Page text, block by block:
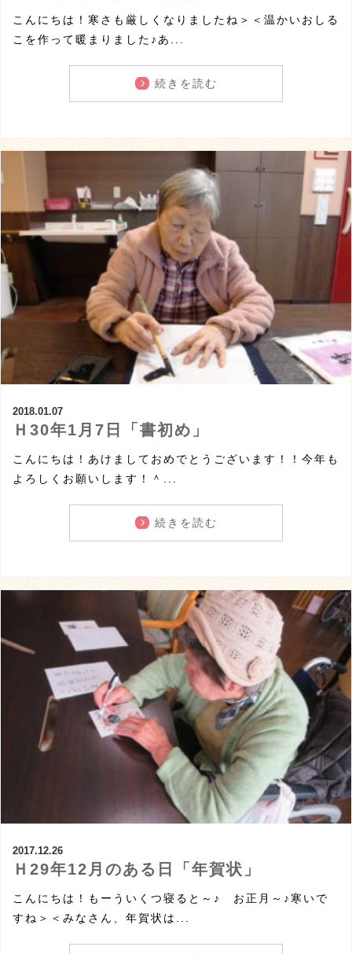
こんにちは！寒さも厳しくなりましたね＞＜温かいおしる
こを作って暖まりました♪あ...
続きを読む
2018.01.07
Ｈ30年1月7日「書初め」
こんにちは！あけましておめでとうございます！！今年も
よろしくお願いします！＾...
続きを読む
2017.12.26
Ｈ29年12月のある日「年賀状」
こんにちは！もーういくつ寝ると～♪ お正月～♪寒いで
すね＞＜みなさん、年賀状は...